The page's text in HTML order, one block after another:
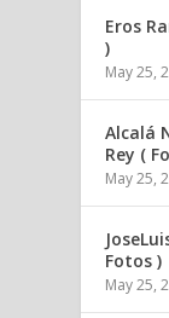
Eros
)
May 25,
Alcalá
Rey (
May 25,
Fotos )
May 25,